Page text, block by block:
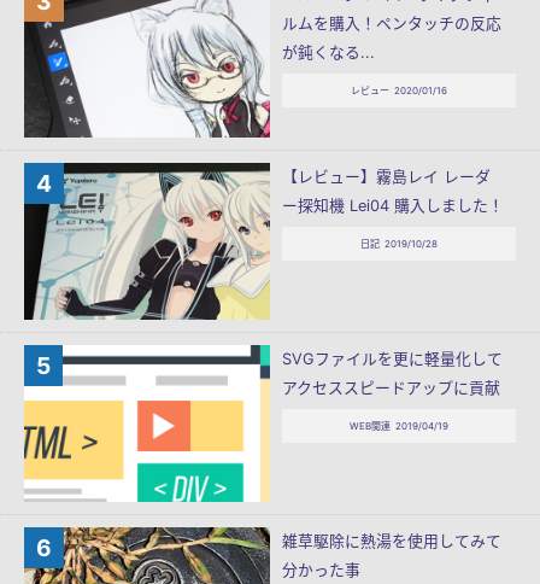
ルムを購入！ペンタッチの反応
が鈍くなる...
レビュー 2020/01/16
【レビュー】霧島レイ レーダ
ー探知機 Lei04 購入しました！
日記 2019/10/28
SVGファイルを更に軽量化して
アクセススピードアップに貢献
WEB関連 2019/04/19
雑草駆除に熱湯を使用してみて
分かった事